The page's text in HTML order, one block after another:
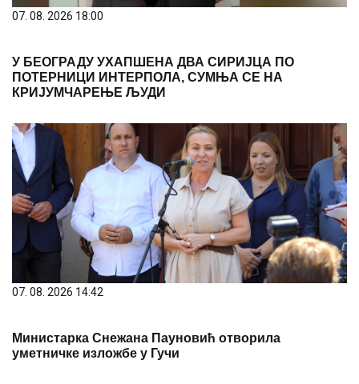
07. 08. 2026 18:00
У БЕОГРАДУ УХАПШЕНА ДВА СИРИЈЦА ПО
ПОТЕРНИЦИ ИНТЕРПОЛА, СУМЊА СЕ НА
КРИЈУМЧАРЕЊЕ ЉУДИ
07. 08. 2026 14:42
Министарка Снежана Пауновић отворила
уметничке изложбе у Гучи